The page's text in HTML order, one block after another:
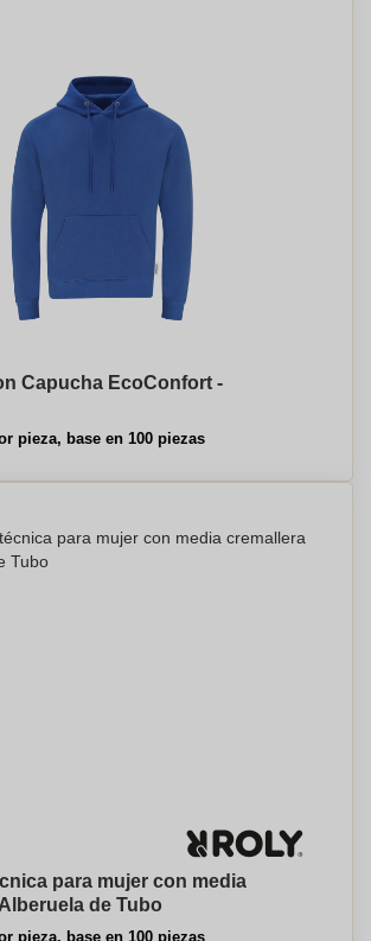
Capucha EcoConfort -
pieza, base en 100 piezas
para mujer con media
de Tubo
pieza, base en 100 piezas